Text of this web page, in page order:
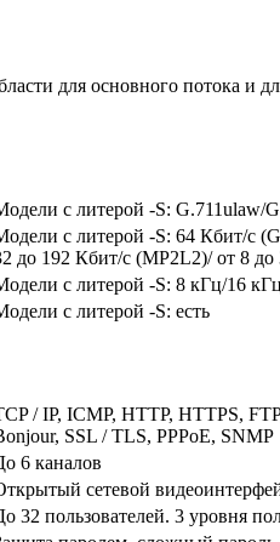
для основного потока и
с литерой -S: G.711ulaw/
с литерой -S: 64 Кбит/с
до 192 Кбит/с (MP2L2)/ от 8
с литерой -S: 8 кГц/16
с литерой -S: есть
/ IP, ICMP, HTTP, HTTPS,
SSL / TLS, PPPoE, SNMP
6 каналов
сетевой
32 пользователей. 3 уровня